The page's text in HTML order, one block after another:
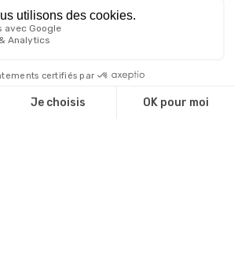
Cadeaux d'affaire
Technique de marquage